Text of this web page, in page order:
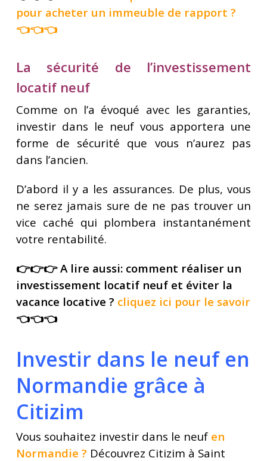
pour acheter un immeuble de rapport ?
👈👈👈
La sécurité de l’investissement
locatif neuf
Comme on l’a évoqué avec les garanties,
investir dans le neuf vous apportera une
forme de sécurité que vous n’aurez pas
dans l’ancien.
D’abord il y a les assurances. De plus, vous
ne serez jamais sure de ne pas trouver un
vice caché qui plombera instantanément
votre rentabilité.
👉👉👉 A lire aussi: comment réaliser un
investissement locatif neuf et éviter la
vacance locative ? cliquez ici pour le savoir
👈👈👈
Investir dans le neuf en
Normandie grâce à
Citizim
Vous souhaitez investir dans le neuf en
Normandie ? Découvrez Citizim à Saint